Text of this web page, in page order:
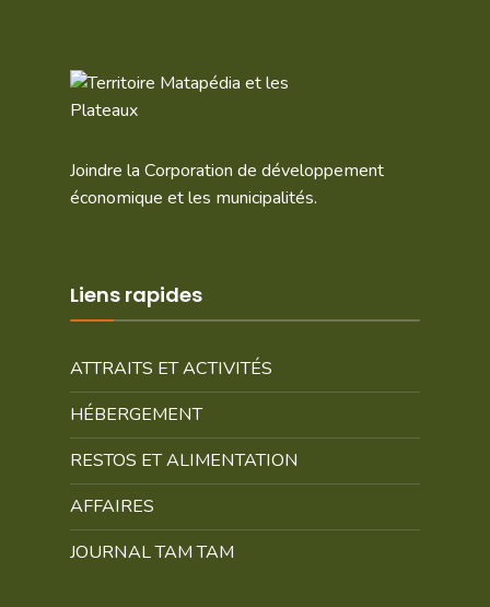
Joindre la Corporation de développement
économique et les municipalités.
Liens rapides
ATTRAITS ET ACTIVITÉS
HÉBERGEMENT
RESTOS ET ALIMENTATION
AFFAIRES
JOURNAL TAM TAM